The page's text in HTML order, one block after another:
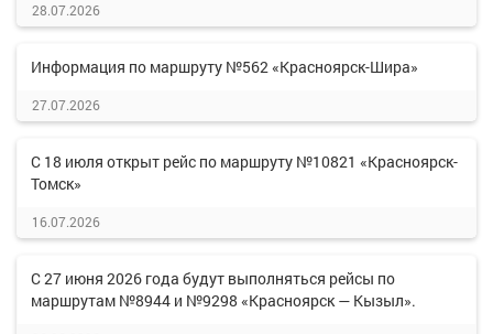
28.07.2026
Информация по маршруту №562 «Красноярск-Шира»
27.07.2026
С 18 июля открыт рейс по маршруту №10821 «Красноярск-
Томск»
16.07.2026
С 27 июня 2026 года будут выполняться рейсы по
маршрутам №8944 и №9298 «Красноярск — Кызыл».